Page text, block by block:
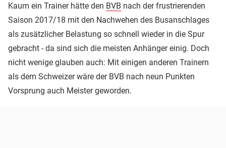
Kaum ein Trainer hätte den BVB nach der frustrierenden
Saison 2017/18 mit den Nachwehen des Busanschlages
als zusätzlicher Belastung so schnell wieder in die Spur
gebracht - da sind sich die meisten Anhänger einig. Doch
nicht wenige glauben auch: Mit einigen anderen Trainern
als dem Schweizer wäre der BVB nach neun Punkten
Vorsprung auch Meister geworden.